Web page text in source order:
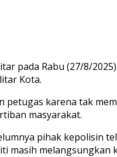
pada Rabu (27/8/
Kota.
petugas karena tak
masyarakat.
pihak kepolisin
masih melangsungkan